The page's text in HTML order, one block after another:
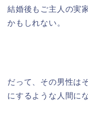
結婚後もご主人の実
かもしれない。
だって、その男性は
にするような人間に